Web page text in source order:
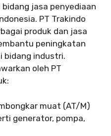
jasa penyediaan
PT Trakindo
produk dan jasa
peningkatan
bidang industri.
oleh PT
muat (AT/M)
generator, pompa,